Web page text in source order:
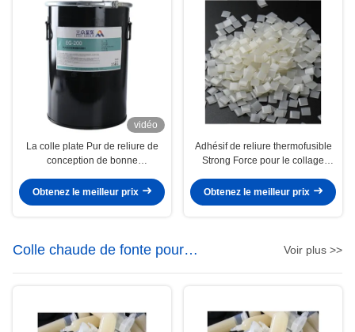
vidéo
La colle plate Pur de reliure de
conception de bonne
planéité a basé l'adhésif chaud
de fonte
Obtenez le meilleur prix
Adhésif de reliure thermofusible
Strong Force pour le collage
Obtenez le meilleur prix
Colle chaude de fonte pour
l'électronique
Voir plus >>